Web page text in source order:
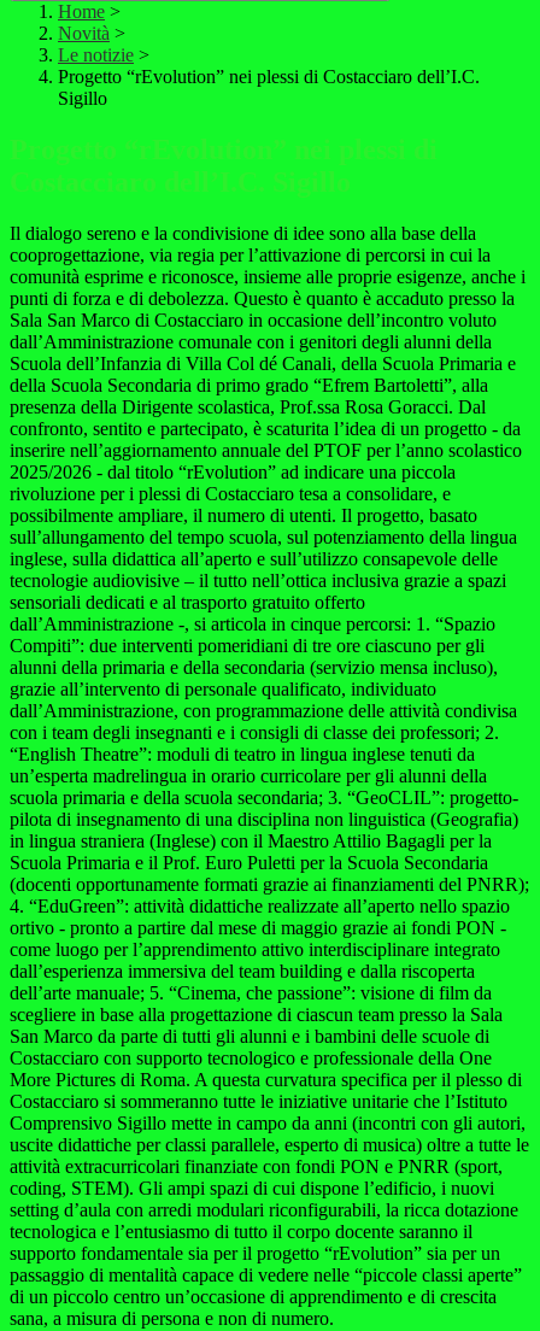
Home >
Novità >
Le notizie >
Progetto “rEvolution” nei plessi di Costacciaro dell’I.C.
Sigillo
Progetto “rEvolution” nei plessi di
Costacciaro dell’I.C. Sigillo
Il dialogo sereno e la condivisione di idee sono alla base della
cooprogettazione, via regia per l’attivazione di percorsi in cui la
comunità esprime e riconosce, insieme alle proprie esigenze, anche i
punti di forza e di debolezza. Questo è quanto è accaduto presso la
Sala San Marco di Costacciaro in occasione dell’incontro voluto
dall’Amministrazione comunale con i genitori degli alunni della
Scuola dell’Infanzia di Villa Col dé Canali, della Scuola Primaria e
della Scuola Secondaria di primo grado “Efrem Bartoletti”, alla
presenza della Dirigente scolastica, Prof.ssa Rosa Goracci. Dal
confronto, sentito e partecipato, è scaturita l’idea di un progetto - da
inserire nell’aggiornamento annuale del PTOF per l’anno scolastico
2025/2026 - dal titolo “rEvolution” ad indicare una piccola
rivoluzione per i plessi di Costacciaro tesa a consolidare, e
possibilmente ampliare, il numero di utenti. Il progetto, basato
sull’allungamento del tempo scuola, sul potenziamento della lingua
inglese, sulla didattica all’aperto e sull’utilizzo consapevole delle
tecnologie audiovisive – il tutto nell’ottica inclusiva grazie a spazi
sensoriali dedicati e al trasporto gratuito offerto
dall’Amministrazione -, si articola in cinque percorsi: 1. “Spazio
Compiti”: due interventi pomeridiani di tre ore ciascuno per gli
alunni della primaria e della secondaria (servizio mensa incluso),
grazie all’intervento di personale qualificato, individuato
dall’Amministrazione, con programmazione delle attività condivisa
con i team degli insegnanti e i consigli di classe dei professori; 2.
“English Theatre”: moduli di teatro in lingua inglese tenuti da
un’esperta madrelingua in orario curricolare per gli alunni della
scuola primaria e della scuola secondaria; 3. “GeoCLIL”: progetto-
pilota di insegnamento di una disciplina non linguistica (Geografia)
in lingua straniera (Inglese) con il Maestro Attilio Bagagli per la
Scuola Primaria e il Prof. Euro Puletti per la Scuola Secondaria
(docenti opportunamente formati grazie ai finanziamenti del PNRR);
4. “EduGreen”: attività didattiche realizzate all’aperto nello spazio
ortivo - pronto a partire dal mese di maggio grazie ai fondi PON -
come luogo per l’apprendimento attivo interdisciplinare integrato
dall’esperienza immersiva del team building e dalla riscoperta
dell’arte manuale; 5. “Cinema, che passione”: visione di film da
scegliere in base alla progettazione di ciascun team presso la Sala
San Marco da parte di tutti gli alunni e i bambini delle scuole di
Costacciaro con supporto tecnologico e professionale della One
More Pictures di Roma. A questa curvatura specifica per il plesso di
Costacciaro si sommeranno tutte le iniziative unitarie che l’Istituto
Comprensivo Sigillo mette in campo da anni (incontri con gli autori,
uscite didattiche per classi parallele, esperto di musica) oltre a tutte le
attività extracurricolari finanziate con fondi PON e PNRR (sport,
coding, STEM). Gli ampi spazi di cui dispone l’edificio, i nuovi
setting d’aula con arredi modulari riconfigurabili, la ricca dotazione
tecnologica e l’entusiasmo di tutto il corpo docente saranno il
supporto fondamentale sia per il progetto “rEvolution” sia per un
passaggio di mentalità capace di vedere nelle “piccole classi aperte”
di un piccolo centro un’occasione di apprendimento e di crescita
sana, a misura di persona e non di numero.